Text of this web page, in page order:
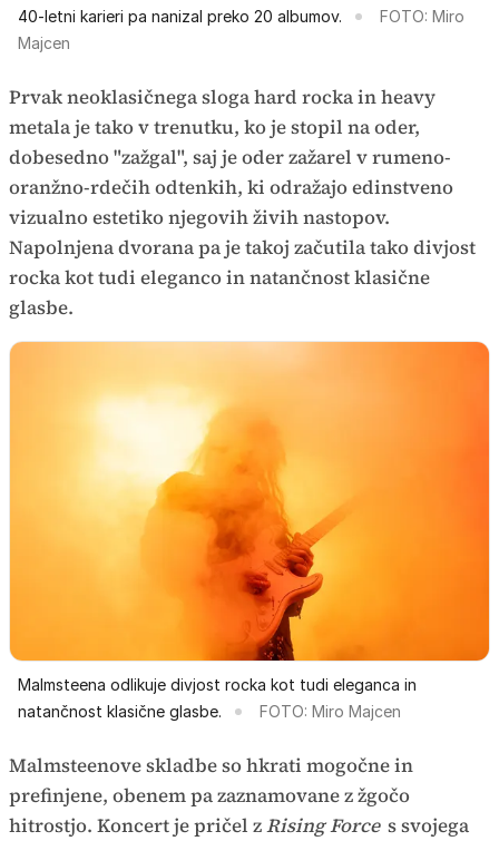
40-letni karieri pa nanizal preko 20 albumov.
FOTO: Miro
Majcen
Prvak neoklasičnega sloga hard rocka in heavy
metala je tako v trenutku, ko je stopil na oder,
dobesedno "zažgal", saj je oder zažarel v rumeno-
oranžno-rdečih odtenkih, ki odražajo edinstveno
vizualno estetiko njegovih živih nastopov.
Napolnjena dvorana pa je takoj začutila tako divjost
rocka kot tudi eleganco in natančnost klasične
glasbe.
Malmsteena odlikuje divjost rocka kot tudi eleganca in
natančnost klasične glasbe.
FOTO: Miro Majcen
Malmsteenove skladbe so hkrati mogočne in
prefinjene, obenem pa zaznamovane z žgočo
hitrostjo. Koncert je pričel zRising Force s svojega